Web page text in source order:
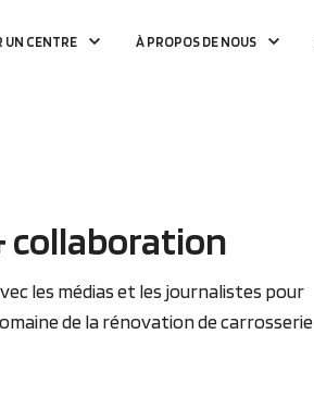
UN CENTRE À PROPOS DE NOUS
collaboration
les médias et les journalistes pour
de la rénovation de carrosserie